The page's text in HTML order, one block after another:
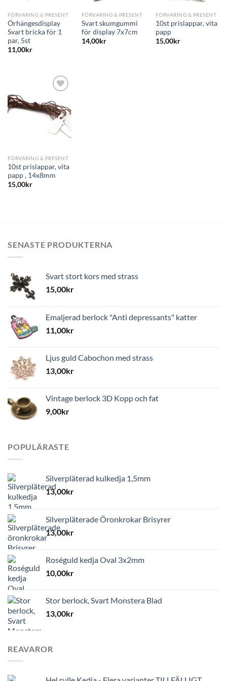
FÖRVARING & PRESENT
Örhängesdisplay
Svart bricka för 1
par, 5st
11,00kr
FÖRVARING & PRESENT
Svart skumgummi
för display 7x7cm
14,00kr
FÖRVARING & PRESENT
10st prislappar, vita
papp
15,00kr
FÖRVARING & PRESENT
10st prislappar, vita
papp , 14x8mm
15,00kr
SENASTE PRODUKTERNA
Svart stort kors med strass
15,00kr
Emaljerad berlock "Anti depressants" katter
11,00kr
Ljus guld Cabochon med strass
13,00kr
Vintage berlock 3D Kopp och fat
9,00kr
POPULÄRASTE
Silverpläterad kulkedja 1,5mm
13,00kr
Silverpläterade Öronkrokar Brisyrer
13,00kr
Roséguld kedja Oval 3x2mm
10,00kr
Stor berlock, Svart Monstera Blad
13,00kr
REAVAROR